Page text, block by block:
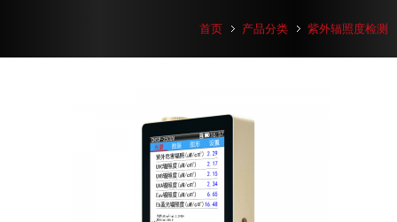
首页 产品分类 紫外辐照度检测